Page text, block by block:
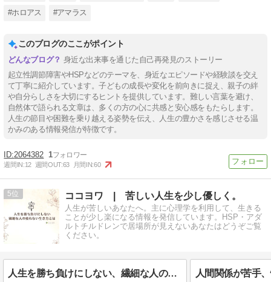
#ホロアス #アマラス
このブログのここがポイント
身近な出来事を通じた自己再発見のストーリー
起立性調節障害やHSPなどのテーマを、身近なエピソードや経験談を交え
て丁寧に紹介しています。子どもの成長や変化を前向きに捉え、親子の絆
や自分らしさを大切にするヒントを提供しています。難しい言葉を避け、
自然体で語られる文章は、多くの方の心に共感と安心感をもたらします。
人生の節目や困難を乗り越える姿勢を伝え、人生の豊かさを感じさせる温
かみのある情報発信が特徴です。
2064382 1
週間IN:12 週間OUT:63 月間IN:60
5 ココヨワ | 苦しい人生を少し優しく。
人生が苦しいあなたへ。主に心理学を利用して、生きる
ことが少し楽になる情報を発信しています。HSP・アダ
ルトチルドレンで居場所が見えないあなたはどうぞご覧
ください。
人生を勝ち負けにしない、繊細な人の疲れない生き方とは？【2024年12月15日配信号】